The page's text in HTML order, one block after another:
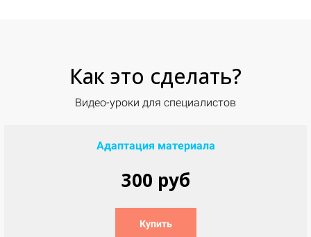
Как это сделать?
Видео-уроки для специалистов
Адаптация материала
300 руб
Купить